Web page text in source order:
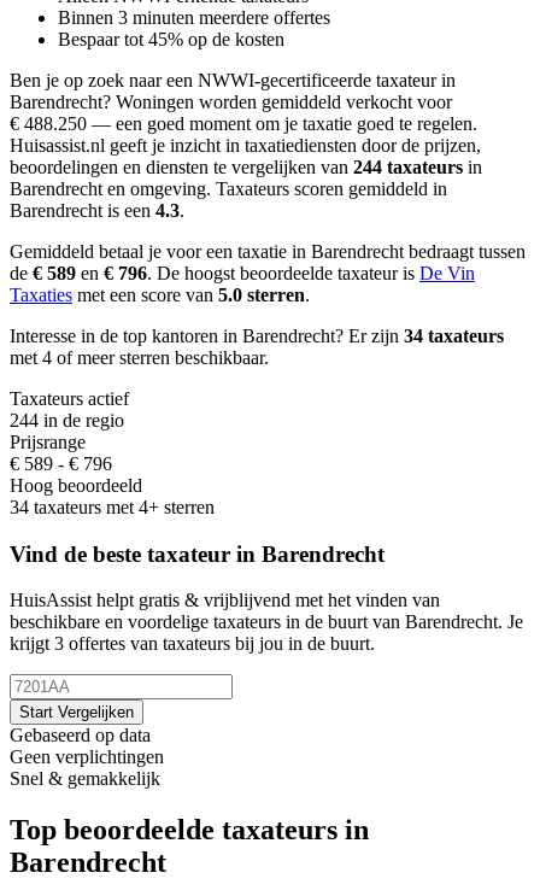
Binnen 3 minuten meerdere offertes
Bespaar tot 45% op de kosten
Ben je op zoek naar een NWWI-gecertificeerde taxateur in
Barendrecht? Woningen worden gemiddeld verkocht voor
€ 488.250 — een goed moment om je taxatie goed te regelen.
Huisassist.nl geeft je inzicht in taxatiediensten door de prijzen,
beoordelingen en diensten te vergelijken van 244 taxateurs in
Barendrecht en omgeving. Taxateurs scoren gemiddeld in
Barendrecht is een 4.3.
Gemiddeld betaal je voor een taxatie in Barendrecht bedraagt tussen
de € 589 en € 796. De hoogst beoordeelde taxateur is De Vin
Taxaties met een score van 5.0 sterren.
Interesse in de top kantoren in Barendrecht? Er zijn 34 taxateurs
met 4 of meer sterren beschikbaar.
Taxateurs actief
244 in de regio
Prijsrange
€ 589 - € 796
Hoog beoordeeld
34 taxateurs met 4+ sterren
Vind de beste taxateur in Barendrecht
HuisAssist helpt gratis & vrijblijvend met het vinden van
beschikbare en voordelige taxateurs in de buurt van Barendrecht. Je
krijgt 3 offertes van taxateurs bij jou in de buurt.
Start Vergelijken
Gebaseerd op data
Geen verplichtingen
Snel & gemakkelijk
Top beoordeelde taxateurs in
Barendrecht